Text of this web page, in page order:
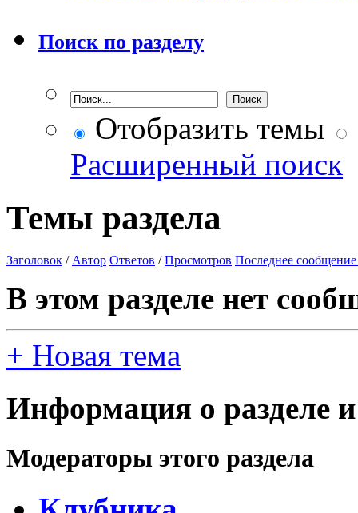
Поиск по разделу
Отобразить темы
Расширенный поиск
Темы раздела
Заголовок / Автор Ответов /Просмотров Последнее сообщение
В этом разделе нет
+ Новая тема
Информация о разделе
Модераторы этого раздела